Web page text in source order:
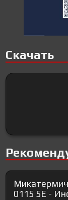
Скачать
0115 5Е -